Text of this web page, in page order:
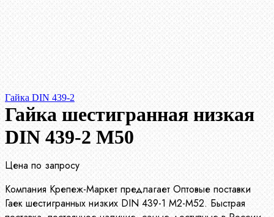
Гайка DIN 439-2
Гайка шестигранная низкая
DIN 439-2 М50
Цена по запросу
Компания Крепеж-Маркет предлагает Оптовые поставки
Гаек шестигранных низких DIN 439-1 М2-М52. Быстрая